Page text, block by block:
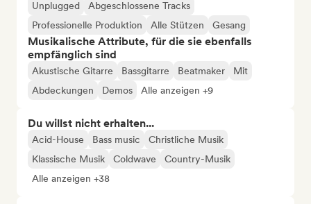
Unplugged
Abgeschlossene Tracks
Professionelle Produktion
Alle Stützen Gesang
Musikalische Attribute, für die sie ebenfalls
empfänglich sind
Akustische Gitarre Bassgitarre Beatmaker
Mit
Abdeckungen
Demos Alle anzeigen +9
Du willst nicht erhalten...
Acid-House Bass music
Christliche Musik
Klassische Musik
Coldwave
Country-Musik
Alle anzeigen +38